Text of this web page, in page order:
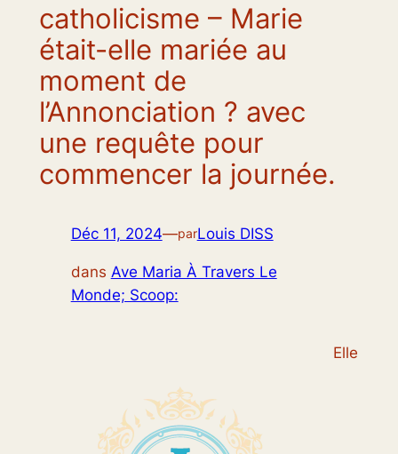
catholicisme – Marie
était-elle mariée au
moment de
l’Annonciation ? avec
une requête pour
commencer la journée.
Déc 11, 2024—parLouis DISS
dans Ave Maria À Travers Le
Monde; Scoop:
Elle